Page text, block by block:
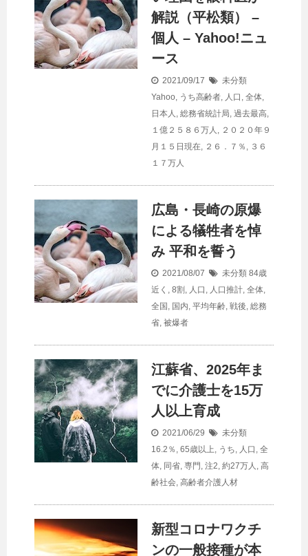
解説（平松類） –
個人 – Yahoo!ニュ
ース
2021/09/17
未分類
Yahoo, うち高齢者, 人口 , 全体,
日本人 , 総務省統計局, 過去最高,
１億２５８６万人 , ２０２０年９
月１５日現在, ２６．７％ , ３６
１７万人
広島・長崎の原爆
による犠牲者を悼
み 平和を誓う
2021/08/07 未分類 84歳
近く , 8割 , 人口 , 人口推計, 全体,
全国 , 国内, 平均年齢, 戦後, 総務
省, 被爆者
江蘇省、2025年ま
でに介護士を15万
人以上育成
2021/06/29
未分類
16.2％ , 65歳以上, うち, 人口 , 全
体, 同省, 専門 , 注2, 約27万人 , 高
齢社会, 高齢者介護人材
新型コロナワクチ
ンの一般接種が本